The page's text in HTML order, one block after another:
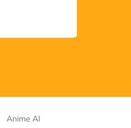
Anime AI